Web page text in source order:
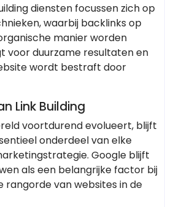
diensten focussen zich op
waarbij backlinks op
manier worden
voor duurzame resultaten en
wordt bestraft door
Link Building
voortdurend evolueert, blijft
onderdeel van elke
Google blijft
als een belangrijke factor bij
rangorde van websites in de